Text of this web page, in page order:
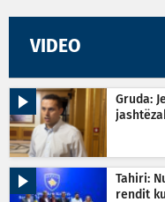
VIDEO
Gruda:
Tahiri:
rendit